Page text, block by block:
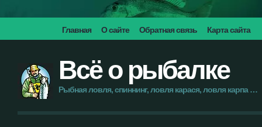
Главная О сайте Обратная связь Карта сайта
Всё о рыбалке
Рыбная ловля, спиннинг, ловля карася, ловля карпа …